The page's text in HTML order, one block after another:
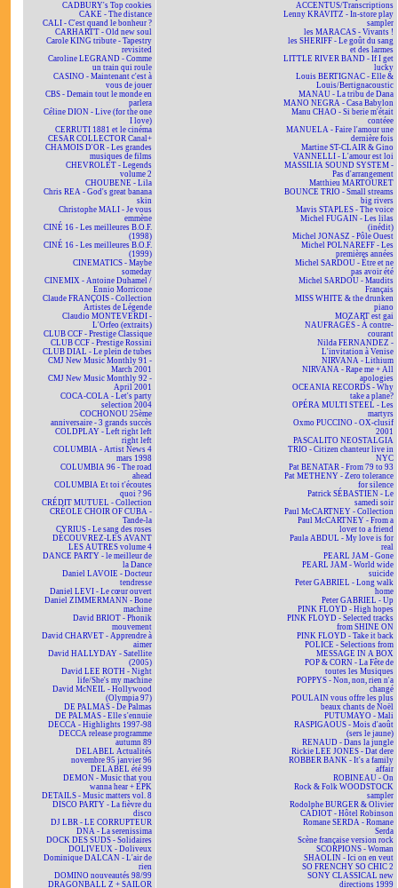
CADBURY's Top cookies
CAKE - The distance
CALI - C'est quand le bonheur ?
CARHARTT - Old new soul
Carole KING tribute - Tapestry
revisited
Caroline LEGRAND - Comme
un train qui roule
CASINO - Maintenant c'est à
vous de jouer
CBS - Demain tout le monde en
parlera
Céline DION - Live (for the one
I love)
CERRUTI 1881 et le cinéma
CESAR COLLECTOR Canal+
CHAMOIS D'OR - Les grandes
musiques de films
CHEVROLET - Legends
volume 2
CHOUBENE - Lila
Chris REA - God's great banana
skin
Christophe MALI - Je vous
emmène
CINÉ 16 - Les meilleures B.O.F.
(1998)
CINÉ 16 - Les meilleures B.O.F.
(1999)
CINEMATICS - Maybe
someday
CINEMIX - Antoine Duhamel /
Ennio Morricone
Claude FRANÇOIS - Collection
Artistes de Légende
Claudio MONTEVERDI -
L'Orfeo (extraits)
CLUB CCF - Prestige Classique
CLUB CCF - Prestige Rossini
CLUB DIAL - Le plein de tubes
CMJ New Music Monthly 91 -
March 2001
CMJ New Music Monthly 92 -
April 2001
COCA-COLA - Let's party
selection 2004
COCHONOU 25ème
anniversaire - 3 grands succès
COLDPLAY - Left right left
right left
COLUMBIA - Artist News 4
mars 1998
COLUMBIA 96 - The road
ahead
COLUMBIA Et toi t'écoutes
quoi ? 96
CRÉDIT MUTUEL - Collection
CRÉOLE CHOIR OF CUBA -
Tande-la
CYRIUS - Le sang des roses
DÉCOUVREZ-LES AVANT
LES AUTRES volume 4
DANCE PARTY - le meilleur de
la Dance
Daniel LAVOIE - Docteur
tendresse
Daniel LEVI - Le cœur ouvert
Daniel ZIMMERMANN - Bone
machine
David BRIOT - Phonik
mouvement
David CHARVET - Apprendre à
aimer
David HALLYDAY - Satellite
(2005)
David LEE ROTH - Night
life/She's my machine
David McNEIL - Hollywood
(Olympia 97)
DE PALMAS - De Palmas
DE PALMAS - Elle s'ennuie
DECCA - Highlights 1997-98
DECCA release programme
autumn 89
DELABEL Actualités
novembre 95 janvier 96
DELABEL été 99
DEMON - Music that you
wanna hear + EPK
DETAILS - Music matters vol. 8
DISCO PARTY - La fièvre du
disco
DJ LBR - LE CORRUPTEUR
DNA - La serenissima
DOCK DES SUDS - Solidaires
DOLIVEUX - Doliveux
Dominique DALCAN - L'air de
rien
DOMINO nouveautés 98/99
DRAGONBALL Z + SAILOR
ACCENTUS/Transcriptions
Lenny KRAVITZ - In-store play
sampler
les MARACAS - Vivants !
les SHERIFF - Le goût du sang
et des larmes
LITTLE RIVER BAND - If I get
lucky
Louis BERTIGNAC - Elle &
Louis/Bertignacoustic
MANAU - La tribu de Dana
MANO NEGRA - Casa Babylon
Manu CHAO - Si berie m'était
contéee
MANUELA - Faire l'amour une
dernière fois
Martine ST-CLAIR & Gino
VANNELLI - L'amour est loi
MASSILIA SOUND SYSTEM -
Pas d'arrangement
Matthieu MARTOURET
BOUNCE TRIO - Small streams
big rivers
Mavis STAPLES - The voice
Michel FUGAIN - Les lilas
(inédit)
Michel JONASZ - Pôle Ouest
Michel POLNAREFF - Les
premières années
Michel SARDOU - Être et ne
pas avoir été
Michel SARDOU - Maudits
Français
MISS WHITE & the drunken
piano
MOZART est gai
NAUFRAGÉS - À contre-
courant
Nilda FERNANDEZ -
L'invitation à Venise
NIRVANA - Lithium
NIRVANA - Rape me + All
apologies
OCEANIA RECORDS - Why
take a plane?
OPÉRA MULTI STEEL - Les
martyrs
Oxmo PUCCINO - OX-clusif
2001
PASCALITO NEOSTALGIA
TRIO - Citizen chanteur live in
NYC
Pat BENATAR - From 79 to 93
Pat METHENY - Zero tolerance
for silence
Patrick SÉBASTIEN - Le
samedi soir
Paul McCARTNEY - Collection
Paul McCARTNEY - From a
lover to a friend
Paula ABDUL - My love is for
real
PEARL JAM - Gone
PEARL JAM - World wide
suicide
Peter GABRIEL - Long walk
home
Peter GABRIEL - Up
PINK FLOYD - High hopes
PINK FLOYD - Selected tracks
from SHINE ON
PINK FLOYD - Take it back
POLICE - Selections from
MESSAGE IN A BOX
POP & CORN - La Fête de
toutes les Musiques
POPPYS - Non, non, rien n'a
changé
POULAIN vous offre les plus
beaux chants de Noël
PUTUMAYO - Mali
RASPIGAOUS - Mois d'août
(sers le jaune)
RENAUD - Dans la jungle
Rickie LEE JONES - Dat dere
ROBBER BANK - It's a family
affair
ROBINEAU - On
Rock & Folk WOODSTOCK
sampler
Rodolphe BURGER & Olivier
CADIOT - Hôtel Robinson
Romane SERDA - Romane
Serda
Scène française version rock
SCORPIONS - Woman
SHAOLIN - Ici on en veut
SO FRENCHY SO CHIC 2
SONY CLASSICAL new
directions 1999